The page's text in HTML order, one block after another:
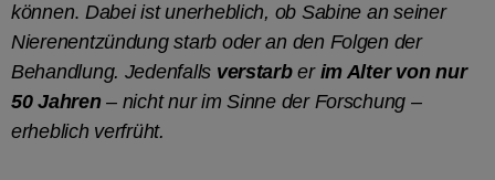
können. Dabei ist unerheblich, ob Sabine an seiner
Nierenentzündung starb oder an den Folgen der
Behandlung. Jedenfalls verstarber im Alter von nur
50 Jahren– nicht nur im Sinne der Forschung –
erheblich verfrüht.